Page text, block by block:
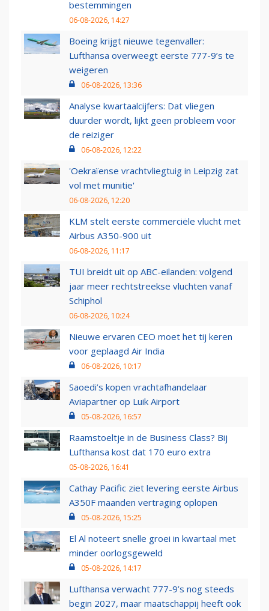
bestemmingen
06-08-2026, 14:27
Boeing krijgt nieuwe tegenvaller:
Lufthansa overweegt eerste 777-9’s te
weigeren
06-08-2026, 13:36
Analyse kwartaalcijfers: Dat vliegen
duurder wordt, lijkt geen probleem voor
de reiziger
06-08-2026, 12:22
'Oekraïense vrachtvliegtuig in Leipzig zat
vol met munitie'
06-08-2026, 12:20
KLM stelt eerste commerciële vlucht met
Airbus A350-900 uit
06-08-2026, 11:17
TUI breidt uit op ABC-eilanden: volgend
jaar meer rechtstreekse vluchten vanaf
Schiphol
06-08-2026, 10:24
Nieuwe ervaren CEO moet het tij keren
voor geplaagd Air India
06-08-2026, 10:17
Saoedi’s kopen vrachtafhandelaar
Aviapartner op Luik Airport
05-08-2026, 16:57
Raamstoeltje in de Business Class? Bij
Lufthansa kost dat 170 euro extra
05-08-2026, 16:41
Cathay Pacific ziet levering eerste Airbus
A350F maanden vertraging oplopen
05-08-2026, 15:25
El Al noteert snelle groei in kwartaal met
minder oorlogsgeweld
05-08-2026, 14:17
Lufthansa verwacht 777-9’s nog steeds
begin 2027, maar maatschappij heeft ook